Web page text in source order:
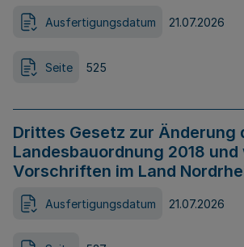
Ausfertigungsdatum 21.07.2026
Seite 525
Drittes Gesetz zur Änderung
Landesbauordnung 2018
Vorschriften im Land
Ausfertigungsdatum 21.07.2026